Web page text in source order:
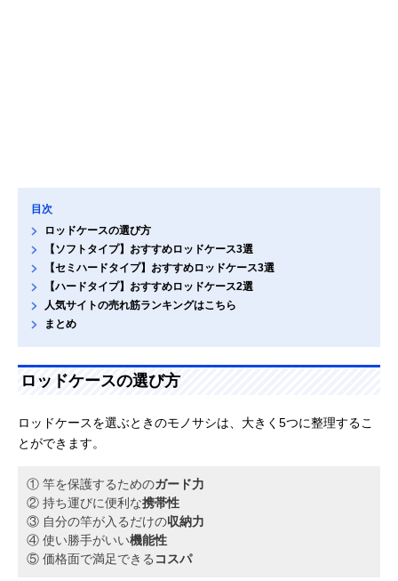
目次
ロッドケースの選び方
【ソフトタイプ】おすすめロッドケース3選
【セミハードタイプ】おすすめロッドケース3選
【ハードタイプ】おすすめロッドケース2選
人気サイトの売れ筋ランキングはこちら
まとめ
ロッドケースの選び方
ロッドケースを選ぶときのモノサシは、大きく5つに整理するこ
とができます。
① 竿を保護するためのガード力
② 持ち運びに便利な携帯性
③ 自分の竿が入るだけの収納力
④ 使い勝手がいい機能性
⑤ 価格面で満足できる コスパ